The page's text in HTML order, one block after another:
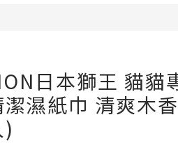
日本獅王 貓貓
潔濕紙巾 清爽木